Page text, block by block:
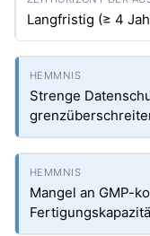
Langfristig (≥ 4
Strenge
Mangel an GMP-